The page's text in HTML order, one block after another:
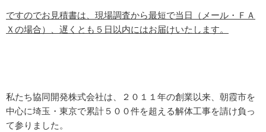
ですのでお見積書は、現場調査から最短で当日（メール・ＦＡ
Ｘの場合）、遅くとも５日以内にはお届けいたします。
私たち協同開発株式会社は、２０１１年の創業以来、朝霞市を
中心に埼玉・東京で累計５００件を超える解体工事を請け負っ
て参りました。